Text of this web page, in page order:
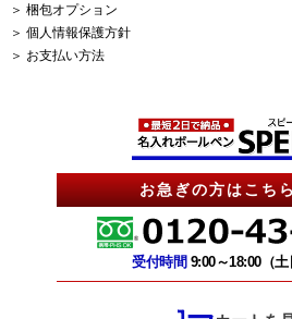
お急ぎの方はこち
受付時間 9:00～18:00（土
＞ 梱包オプション
＞ 個人情報保護方針
＞ お支払い方法